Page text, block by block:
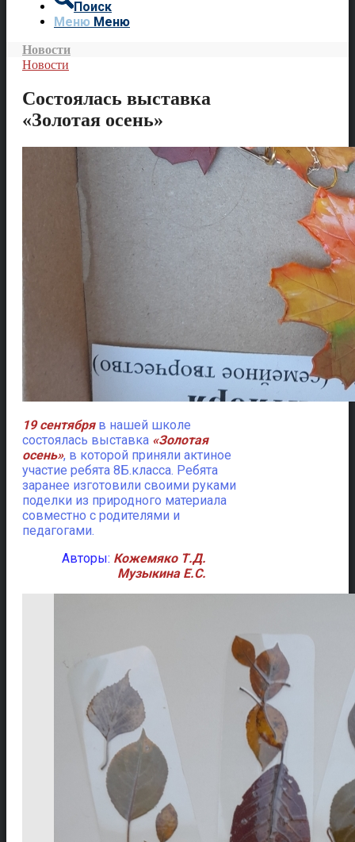
Поиск
Меню Меню
Новости
Новости
Состоялась выставка
«Золотая осень»
19 сентябряв нашей школе
состоялась выставка «Золотая
осень», в которой приняли актиное
участие ребята 8Б.класса. Ребята
заранее изготовили своими руками
поделки из природного материала
совместно с родителями и
педагогами.
Авторы: Кожемяко Т.Д.
Музыкина Е.С.